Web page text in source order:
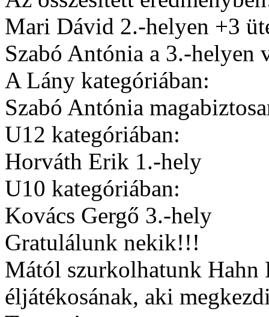
Mari Dávid 2.-helyen +3
Szabó Antónia a 3.-helyen
A Lány kategóriában:
Szabó Antónia
U12 kategóriában:
Horváth Erik 1.-hely
U10 kategóriában:
Kovács Gergő 3.-hely
Gratulálunk nekik!!!
Mától szurkolhatunk Hahn
éljátékosának, aki